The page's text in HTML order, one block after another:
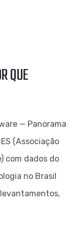
QUE
— Panorama
(Associação
com dados do
no Brasil